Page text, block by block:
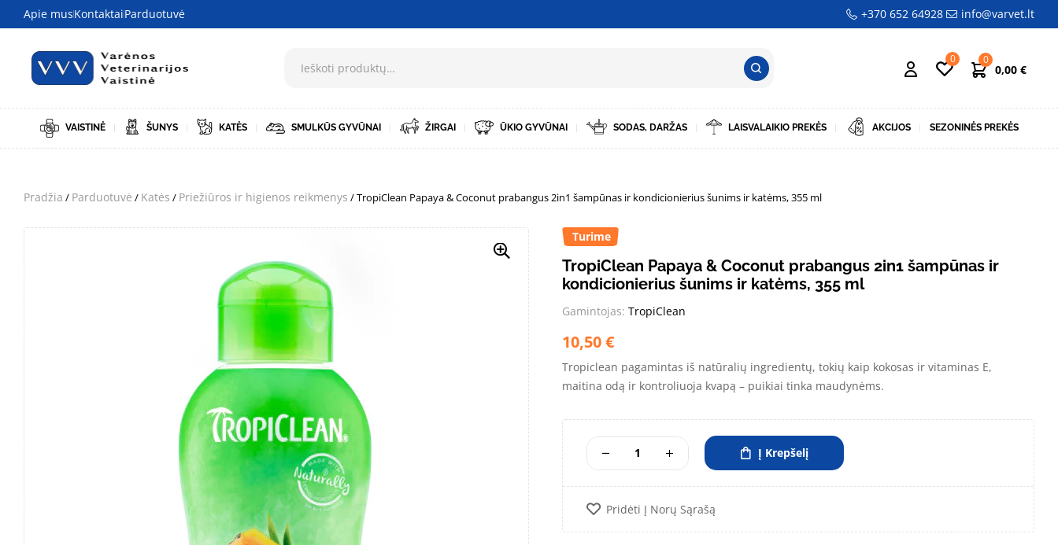
Apie musKontaktaiParduotuvė +370 652 64928 info@varvet.lt
0 0
0,00 €
VAISTINĖ ŠUNYS KATĖS SMULKŪS GYVŪNAI ŽIRGAI ŪKIO GYVŪNAI SODAS, DARŽAS LAISVALAIKIO PREKĖS AKCIJOS SEZONINĖS PREKĖS
Pradžia / Parduotuvė / Katės / Priežiūros ir higienos reikmenys / TropiClean Papaya & Coconut prabangus 2in1 šampūnas ir kondicionierius šunims ir katėms, 355 ml
Turime
TropiClean Papaya & Coconut prabangus 2in1 šampūnas ir
kondicionierius šunims ir katėms, 355 ml
Gamintojas: TropiClean
10,50€
Tropiclean pagamintas iš natūralių ingredientų, tokių kaip kokosas ir vitaminas E,
maitina odą ir kontroliuoja kvapą – puikiai tinka maudynėms.
Į Krepšelį
Pridėti Į Norų Sąrašą